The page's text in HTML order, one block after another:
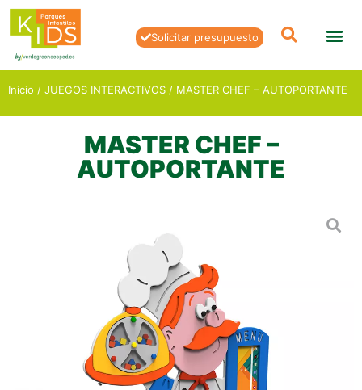
Solicitar presupuesto
Inicio / JUEGOS INTERACTIVOS / MASTER CHEF – AUTOPORTANTE
MASTER CHEF –
AUTOPORTANTE